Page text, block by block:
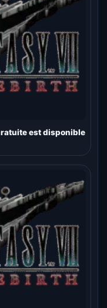
est disponible